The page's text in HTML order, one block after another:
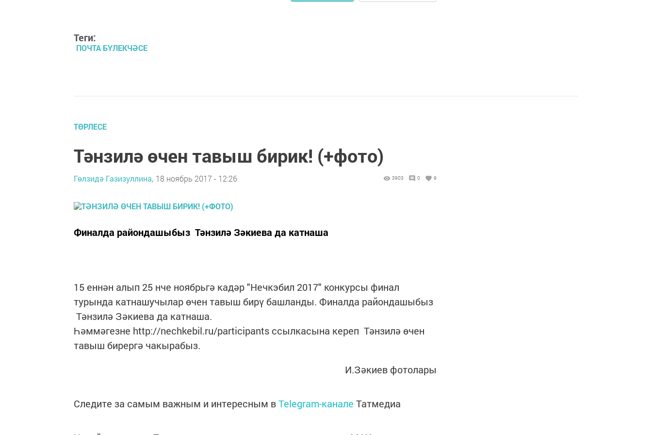
Теги:
ПОЧТА БҮЛЕКЧӘСЕ
ТӨРЛЕСЕ
Тәнзилә өчен тавыш бирик! (+фото)
Гөлзидә Газизуллина, 18 ноябрь 2017 - 12:26 3903 0 9
Финалда райондашыбыз Тәнзилә Зәкиева да катнаша
15 еннән алып 25 нче ноябрьгә кадәр "Нечкэбил 2017" конкурсы финал
турында катнашучылар өчен тавыш бирү башланды. Финалда райондашыбыз
Тәнзилә Зәкиева да катнаша.
Һәммәгезне http://nechkebil.ru/participants ссылкасына кереп Тәнзилә өчен
тавыш бирергә чакырабыз.
И.Зәкиев фотолары
Следите за самым важным и интересным вTelegram-канале Татмедиа